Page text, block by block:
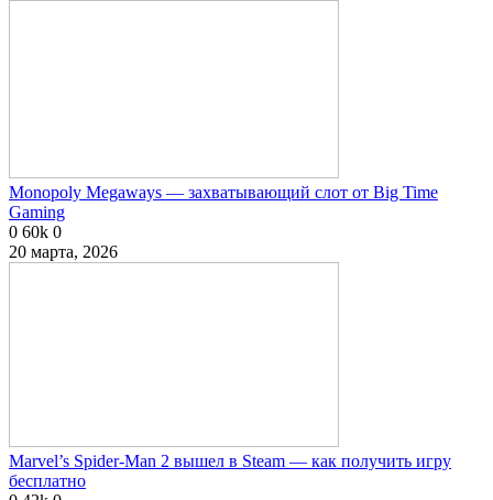
Monopoly Megaways — захватывающий слот от Big Time
Gaming
0 60k 0
20 марта, 2026
Marvel’s Spider-Man 2 вышел в Steam — как получить игру
бесплатно